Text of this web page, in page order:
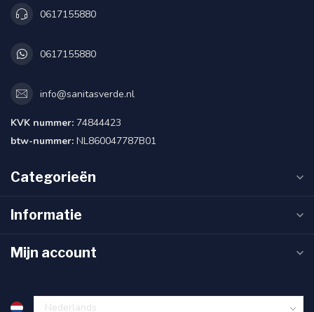
0617155880
0617155880
info@sanitasverde.nl
KVK nummer: 74844423
btw-nummer: NL860047787B01
Categorieën
Informatie
Mijn account